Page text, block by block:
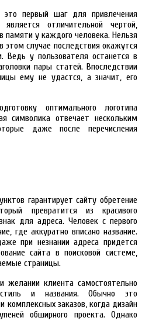
первый шаг для привлечения
отличительной чертой,
памяти у каждого человека. Нельзя
этом случае последствия окажутся
у пользователя останется в
пары статей. Впоследствии
ему не удастся, а значит, его
оптимального логотипа
символика отвечает нескольким
даже после перечисления
гарантирует сайту обретение
превратится из красивого
для адреса. Человек с первого
где аккуратно вписано название.
при незнании адреса придется
сайта в поисковой системе,
страницы.
клиента самостоятельно
и названия. Обычно это
комплексных заказов, когда дизайн
обширного проекта. Однако